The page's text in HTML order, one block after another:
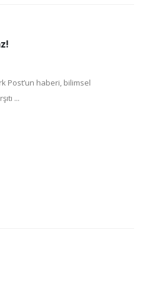
Post’un haberi, bilimsel
...